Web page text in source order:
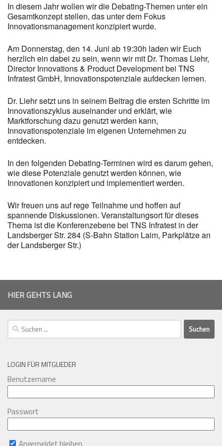
In diesem Jahr wollen wir die Debating-Themen unter ein
Gesamtkonzept stellen, das unter dem Fokus
Innovationsmanagement konzipiert wurde.
Am Donnerstag, den 14. Juni ab 19:30h laden wir Euch
herzlich ein dabei zu sein, wenn wir mit Dr. Thomas Liehr,
Director Innovations & Product Development bei TNS
Infratest GmbH, Innovationspotenziale aufdecken lernen.
Dr. Liehr setzt uns in seinem Beitrag die ersten Schritte im
Innovationszyklus auseinander und erklärt, wie
Marktforschung dazu genutzt werden kann,
Innovationspotenziale im eigenen Unternehmen zu
entdecken.
In den folgenden Debating-Terminen wird es darum gehen,
wie diese Potenziale genutzt werden können, wie
Innovationen konzipiert und implementiert werden.
Wir freuen uns auf rege Teilnahme und hoffen auf
spannende Diskussionen. Veranstaltungsort für dieses
Thema ist die Konferenzebene bei TNS Infratest in der
Landsberger Str. 284 (S-Bahn Station Laim, Parkplätze an
der Landsberger Str.)
HIER GEHTS LANG
Suchen
nach:
LOGIN FÜR MITGLIEDER
Benutzername
Passwort